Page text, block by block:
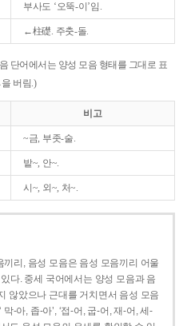
부사도 ‘오뚝-이’임.
←柱礎. 주춧-돌.
단어에서는 양성 모음 형태를 그대로 표
버림.)
비고
~금, 부좃-술.
밭~, 안~.
시~, 외~, 처~.
리, 음성 모음은 음성 모음끼리 어울
다. 중세 국어에서는 양성 모음과 음
않았으나 근대를 거치면서 음성 모음
-아, 좁-아’, ‘접-어, 굽-어, 재-어, 세-